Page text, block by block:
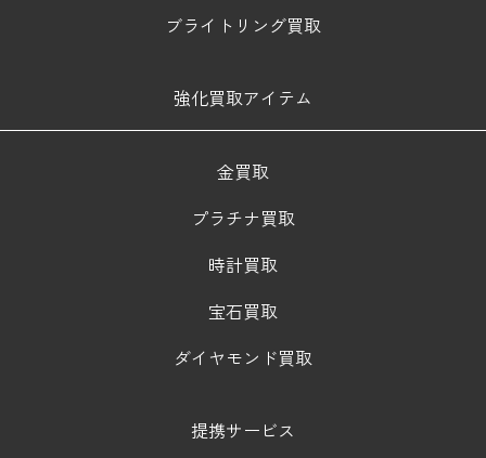
ブライトリング買取
強化買取アイテム
金買取
プラチナ買取
時計買取
宝石買取
ダイヤモンド買取
提携サービス